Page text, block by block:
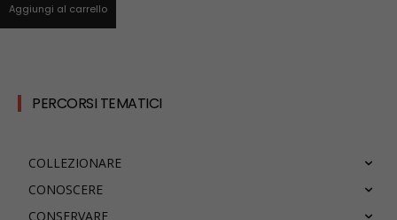
Aggiungi al carrello
PERCORSI TEMATICI
COLLEZIONARE
CONOSCERE
CONSERVARE